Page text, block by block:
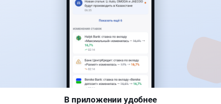
21
6 августа 2026 г., 12:14
Залог за визу потребуют США: коснется ли это
В приложении удобнее